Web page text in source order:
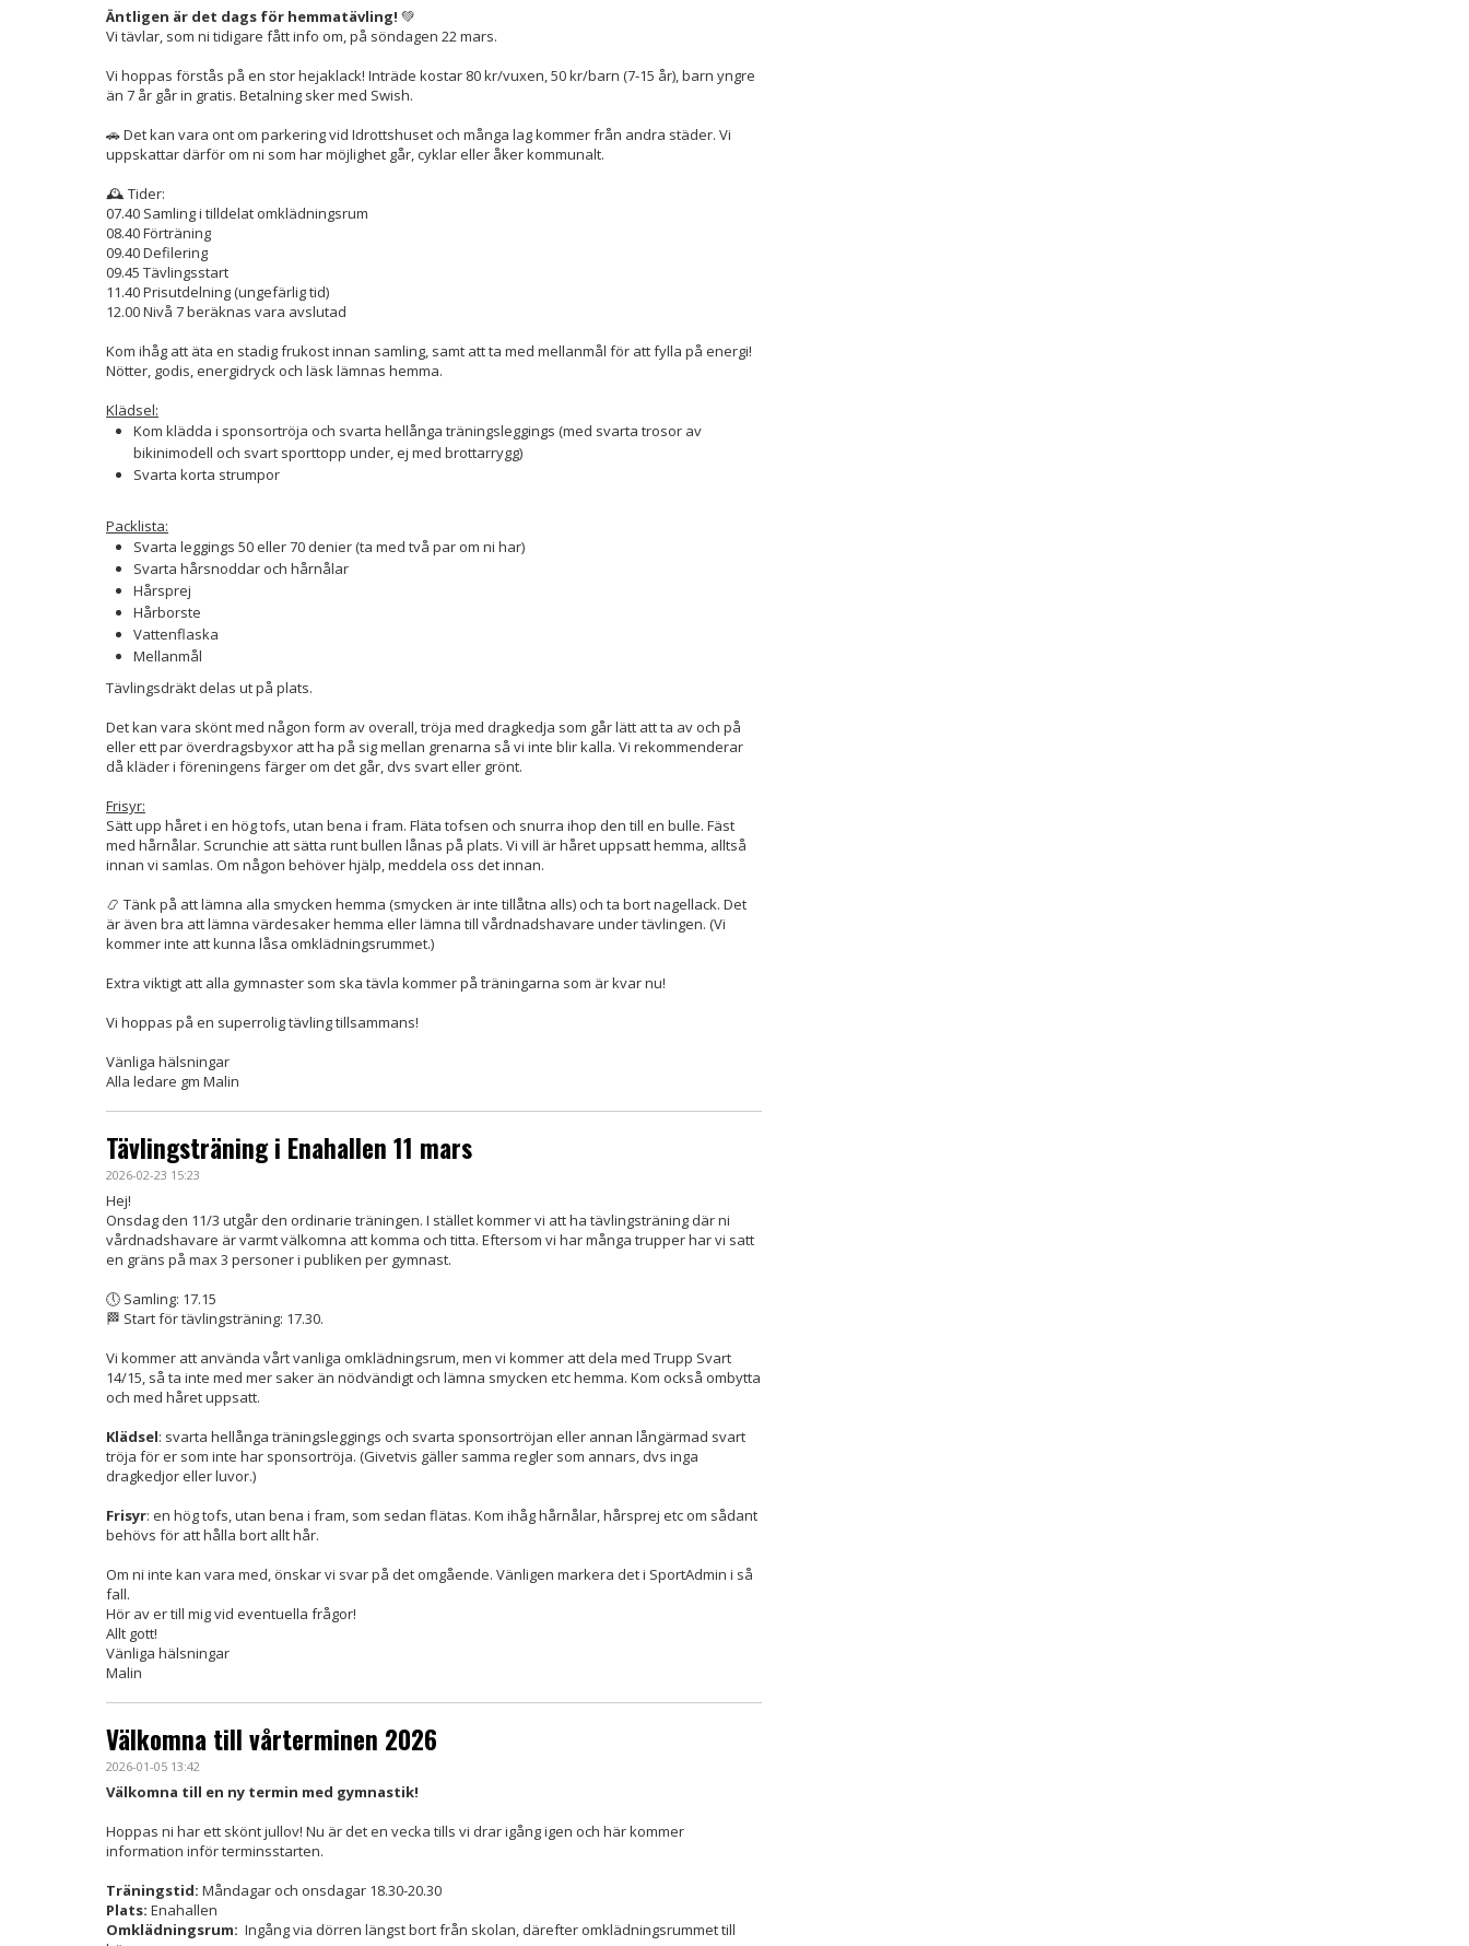
Äntligen är det dags för hemmatävling! 💚
Vi tävlar, som ni tidigare fått info om, på söndagen 22 mars.
Vi hoppas förstås på en stor hejaklack! Inträde kostar 80 kr/vuxen, 50 kr/barn (7-15 år), barn yngre
än 7 år går in gratis. Betalning sker med Swish.
🚗 Det kan vara ont om parkering vid Idrottshuset och många lag kommer från andra städer. Vi
uppskattar därför om ni som har möjlighet går, cyklar eller åker kommunalt.
🕰️ Tider:
07.40 Samling i tilldelat omklädningsrum
08.40 Förträning
09.40 Defilering
09.45 Tävlingsstart
11.40 Prisutdelning (ungefärlig tid)
12.00 Nivå 7 beräknas vara avslutad
Kom ihåg att äta en stadig frukost innan samling, samt att ta med mellanmål för att fylla på energi!
Nötter, godis, energidryck och läsk lämnas hemma.
Klädsel:
Kom klädda i sponsortröja och svarta hellånga träningsleggings (med svarta trosor av
bikinimodell och svart sporttopp under, ej med brottarrygg)
Svarta korta strumpor
Packlista:
Svarta leggings 50 eller 70 denier (ta med två par om ni har)
Svarta hårsnoddar och hårnålar
Hårsprej
Hårborste
Vattenflaska
Mellanmål
Tävlingsdräkt delas ut på plats.
Det kan vara skönt med någon form av overall, tröja med dragkedja som går lätt att ta av och på
eller ett par överdragsbyxor att ha på sig mellan grenarna så vi inte blir kalla. Vi rekommenderar
då kläder i föreningens färger om det går, dvs svart eller grönt.
Frisyr:
Sätt upp håret i en hög tofs, utan bena i fram. Fläta tofsen och snurra ihop den till en bulle. Fäst
med hårnålar. Scrunchie att sätta runt bullen lånas på plats. Vi vill är håret uppsatt hemma, alltså
innan vi samlas. Om någon behöver hjälp, meddela oss det innan.
📿 Tänk på att lämna alla smycken hemma (smycken är inte tillåtna alls) och ta bort nagellack. Det
är även bra att lämna värdesaker hemma eller lämna till vårdnadshavare under tävlingen. (Vi
kommer inte att kunna låsa omklädningsrummet.)
Extra viktigt att alla gymnaster som ska tävla kommer på träningarna som är kvar nu!
Vi hoppas på en superrolig tävling tillsammans!
Vänliga hälsningar
Alla ledare gm Malin
Tävlingsträning i Enahallen 11 mars
2026-02-23 15:23
Hej!
Onsdag den 11/3 utgår den ordinarie träningen. I stället kommer vi att ha tävlingsträning där ni
vårdnadshavare är varmt välkomna att komma och titta. Eftersom vi har många trupper har vi satt
en gräns på max 3 personer i publiken per gymnast.
🕔 Samling: 17.15
🏁 Start för tävlingsträning: 17.30.
Vi kommer att använda vårt vanliga omklädningsrum, men vi kommer att dela med Trupp Svart
14/15, så ta inte med mer saker än nödvändigt och lämna smycken etc hemma. Kom också ombytta
och med håret uppsatt.
Klädsel: svarta hellånga träningsleggings och svarta sponsortröjan eller annan långärmad svart
tröja för er som inte har sponsortröja. (Givetvis gäller samma regler som annars, dvs inga
dragkedjor eller luvor.)
Frisyr: en hög tofs, utan bena i fram, som sedan flätas. Kom ihåg hårnålar, hårsprej etc om sådant
behövs för att hålla bort allt hår.
Om ni inte kan vara med, önskar vi svar på det omgående. Vänligen markera det i SportAdmin i så
fall.
Hör av er till mig vid eventuella frågor!
Allt gott!
Vänliga hälsningar
Malin
Välkomna till vårterminen 2026
2026-01-05 13:42
Välkomna till en ny termin med gymnastik!
Hoppas ni har ett skönt jullov! Nu är det en vecka tills vi drar igång igen och här kommer
information inför terminsstarten.
Träningstid: Måndagar och onsdagar 18.30-20.30
Plats: Enahallen
Omklädningsrum: Ingång via dörren längst bort från skolan, därefter omklädningsrummet till